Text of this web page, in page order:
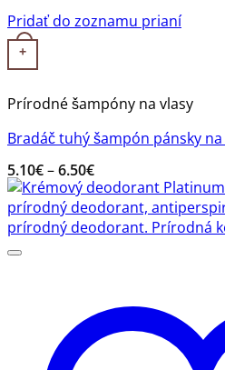
Pridať do zoznamu prianí
+
Tento produkt má viacero
Prírodné šampóny na vlasy
Bradáč tuhý šampón pánsky
5.10€–6.50€Price
range:
5.10€
through
6.50€